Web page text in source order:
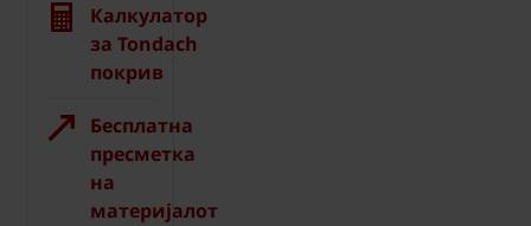
Калкулатор
за Tondach
покрив
Бесплатна
пресметка
на
материјалот